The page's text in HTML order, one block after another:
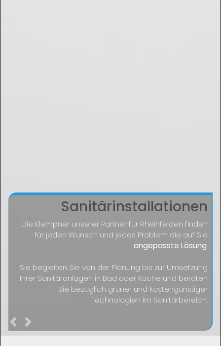
Sanitärinstallationen
Die Klempner unserer Partner für Rheinfelden finden
für jeden Wunsch und jedes Problem die auf Sie
angepasste Lösung.
Sie begleiten Sie von der Planung bis zur Umsetzung
Ihrer Sanitäranlagen in Bad oder Küche und beraten
Sie bezüglich grüner und kostengünstiger
Technologien im Sanitärbereich.
Previous